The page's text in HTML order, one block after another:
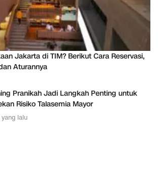
Jakarta di TIM? Berikut Cara Reservasi,
Aturannya
Pranikah Jadi Langkah Penting untuk
Risiko Talasemia Mayor
lalu